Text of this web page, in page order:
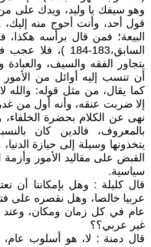
وهو سيفك يا وليد، ويدك على
قول أحد، وأنت أحوج منه
البيعة؛ فمن قال برأسه
السابق،183-184
يتجاور الفقه والسيف،
أن تنسب إليه أوائل من الأمور
كما يقال، من مثل قوله: والله
إلا ضربت عنقه، وأنه أول من
نهى عن الكلام بحضرة
بالمعروف، فالدين كان
يتخذونها وسيلة إلى حيازة
القبض على مقاليد الأمور
سياسية.
قال كليلة : وهل بإمكاننا أن
عربيا خالصا، وهل نقصره على
عام في كل زمان ومكان،
غير عربي؟؟
قال دمنة : لا، هو أسلوب